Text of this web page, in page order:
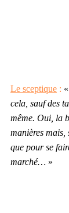
Le sceptique : «
cela, sauf des
même. Oui, la
manières mais,
que pour se
marché… »